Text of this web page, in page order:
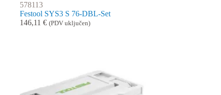
578113
Festool SYS3 S 76-DBL-Set
146,11 € (PDV uključen)